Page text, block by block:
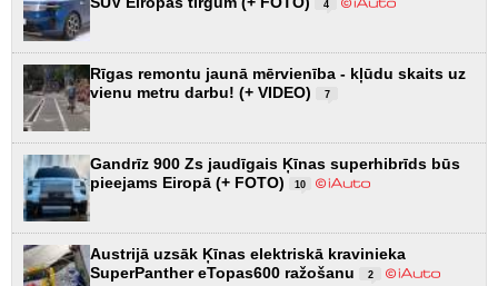
4
Rīgas remontu jaunā mērvienība - kļūdu skaits uz
vienu metru darbu! (+ VIDEO)
7
Gandrīz 900 Zs jaudīgais Ķīnas superhibrīds būs
pieejams Eiropā (+ FOTO)
10
Austrijā uzsāk Ķīnas elektriskā kravinieka
SuperPanther eTopas600 ražošanu
2